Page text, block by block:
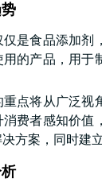
是食品添加剂
的产品，用
点将从广泛视
费者感知价
方案，同时建